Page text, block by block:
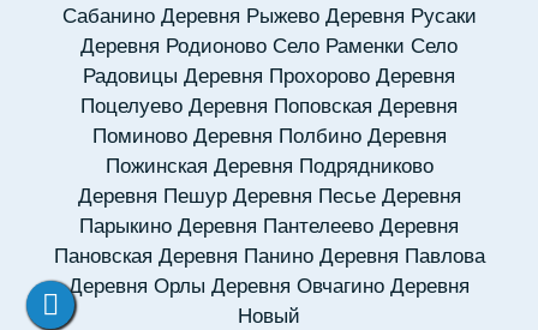
Сабанино Деревня Рыжево Деревня Русаки
Деревня Родионово Село Раменки Село
Радовицы Деревня Прохорово Деревня
Поцелуево Деревня Поповская Деревня
Поминово Деревня Полбино Деревня
Пожинская Деревня Подрядниково
Деревня Пешур Деревня Песье Деревня
Парыкино Деревня Пантелеево Деревня
Пановская Деревня Панино Деревня Павлова
Деревня Орлы Деревня Овчагино Деревня
Новый